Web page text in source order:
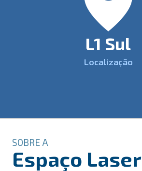
L1 Sul
Localização
SOBRE A
Espaço Laser